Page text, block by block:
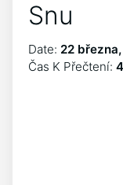
Snu
Date: 22
Čas K Přečtení: